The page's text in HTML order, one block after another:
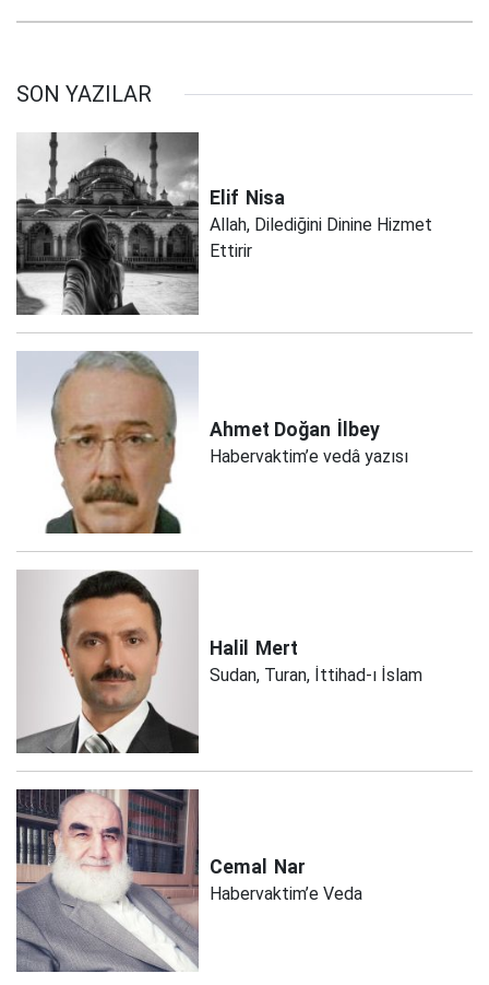
SON YAZILAR
Elif Nisa
Allah, Dilediğini Dinine Hizmet
Ettirir
Ahmet Doğan İlbey
Habervaktim’e vedâ yazısı
Halil Mert
Sudan, Turan, İttihad-ı İslam
Cemal Nar
Habervaktim’e Veda